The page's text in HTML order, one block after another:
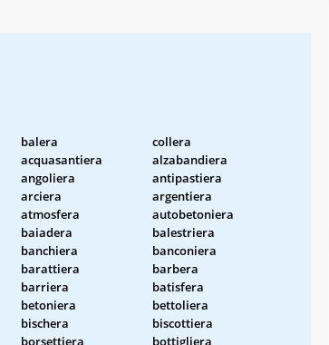
balera
collera
acquasantiera
alzabandiera
angoliera
antipastiera
arciera
argentiera
atmosfera
autobetoniera
baiadera
balestriera
banchiera
banconiera
barattiera
barbera
barriera
batisfera
betoniera
bettoliera
bischera
biscottiera
borsettiera
bottigliera